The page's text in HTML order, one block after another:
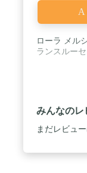
ローラ メル
ランスルー
みんなのレ
まだレビュ